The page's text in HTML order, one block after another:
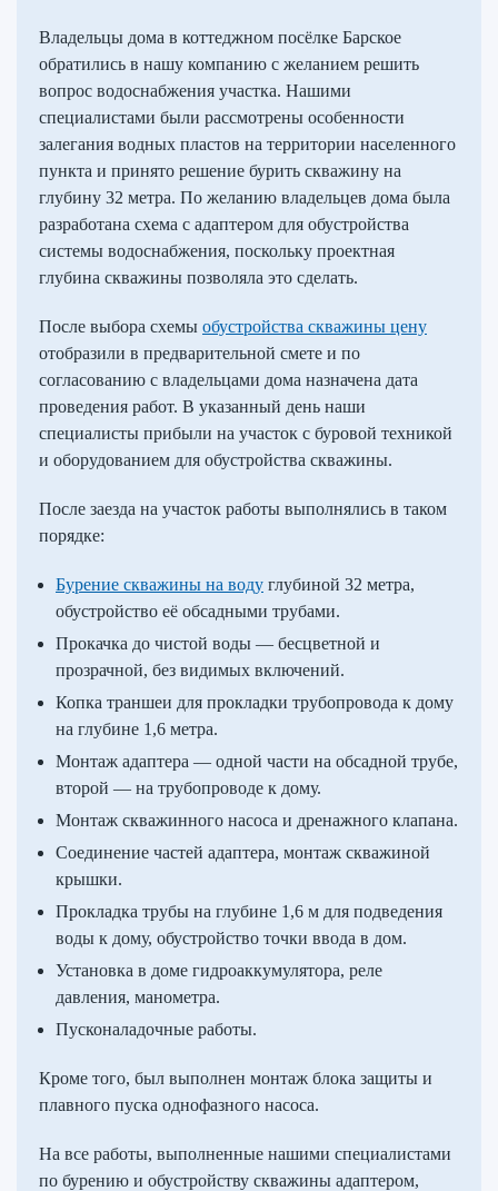
Владельцы дома в коттеджном посёлке Барское
обратились в нашу компанию с желанием решить
вопрос водоснабжения участка. Нашими
специалистами были рассмотрены особенности
залегания водных пластов на территории населенного
пункта и принято решение бурить скважину на
глубину 32 метра. По желанию владельцев дома была
разработана схема с адаптером для обустройства
системы водоснабжения, поскольку проектная
глубина скважины позволяла это сделать.
После выбора схемы обустройства скважины цену
отобразили в предварительной смете и по
согласованию с владельцами дома назначена дата
проведения работ. В указанный день наши
специалисты прибыли на участок с буровой техникой
и оборудованием для обустройства скважины.
После заезда на участок работы выполнялись в таком
порядке:
Бурение скважины на воду глубиной 32 метра,
обустройство её обсадными трубами.
Прокачка до чистой воды — бесцветной и
прозрачной, без видимых включений.
Копка траншеи для прокладки трубопровода к дому
на глубине 1,6 метра.
Монтаж адаптера — одной части на обсадной трубе,
второй — на трубопроводе к дому.
Монтаж скважинного насоса и дренажного клапана.
Соединение частей адаптера, монтаж скважиной
крышки.
Прокладка трубы на глубине 1,6 м для подведения
воды к дому, обустройство точки ввода в дом.
Установка в доме гидроаккумулятора, реле
давления, манометра.
Пусконаладочные работы.
Кроме того, был выполнен монтаж блока защиты и
плавного пуска однофазного насоса.
На все работы, выполненные нашими специалистами
по бурению и обустройству скважины адаптером,